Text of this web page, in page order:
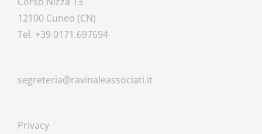
12100 Cuneo (CN)
Tel. +39 0171.697694
segreteria@ravinaleassociati.it
Privacy